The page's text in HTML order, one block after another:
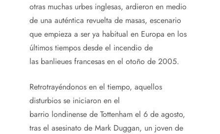
otras muchas urbes inglesas, ardieron en medio
de una auténtica revuelta de masas, escenario
que empieza a ser ya habitual en Europa en los
últimos tiempos desde el incendio de
las banlieues francesas en el otoño de 2005.
Retrotrayéndonos en el tiempo, aquellos
disturbios se iniciaron en el
barrio londinense de Tottenham el 6 de agosto,
tras el asesinato de Mark Duggan, un joven de